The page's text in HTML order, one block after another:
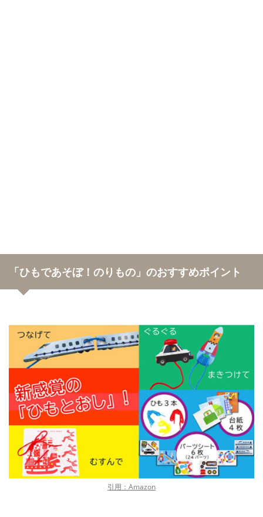
「ひもであそぼ！のりもの」のおすすめポイント
引用：Amazon